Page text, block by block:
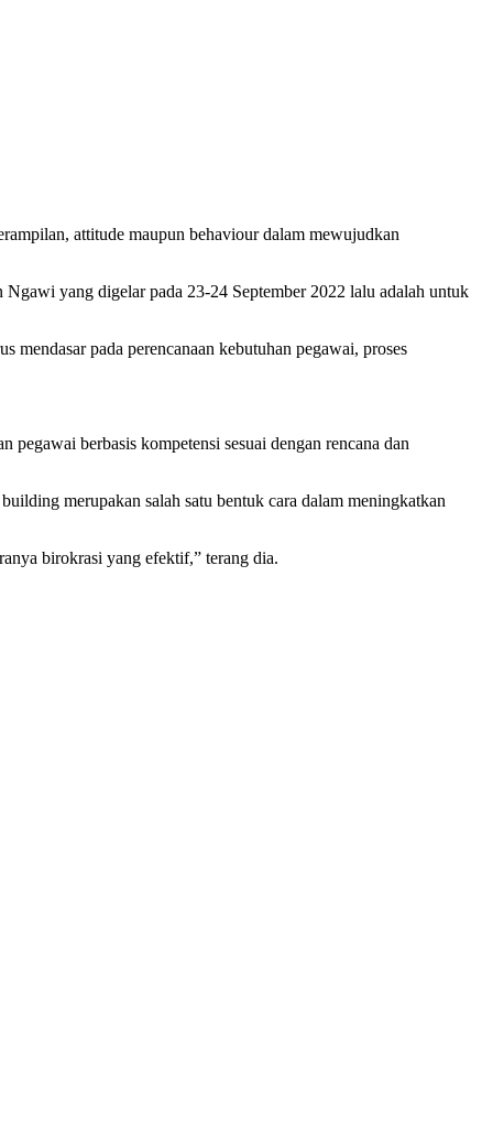
attitude maupun behaviour dalam mewujudkan
yang digelar pada 23-24 September 2022 lalu adalah untuk
pada perencanaan kebutuhan pegawai, proses
berbasis kompetensi sesuai dengan rencana dan
merupakan salah satu bentuk cara dalam meningkatkan
birokrasi yang efektif,” terang dia.